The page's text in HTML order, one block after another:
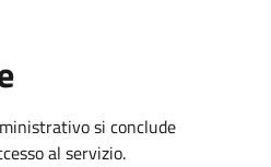
si conclude
al servizio.